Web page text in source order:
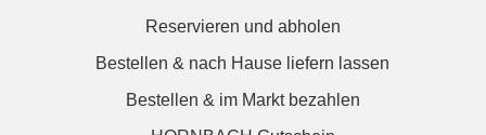
Reservieren und abholen
Bestellen & nach Hause liefern lassen
Bestellen & im Markt bezahlen